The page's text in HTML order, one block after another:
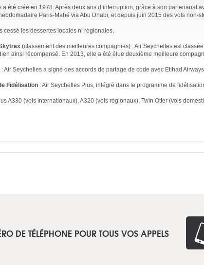
a été créé en 1978. Après deux ans d’interruption, grâce à son partenariat
Paris-Mahé via Abu Dhabi, et depuis juin 2015 des vols non-
cessé les dessertes locales ni régionales.
(classement des meilleures compagnies) : Air Seychelles est
ainsi récompensé. En 2013, elle a été élue deuxième meilleure
: Air Seychelles a signé des accords de partage de code avec Etihad
Fidélisation : Air Seychelles Plus, intégré dans le programme de
A330 (vols internationaux), A320 (vols régionaux), Twin Otter (vols
DE TÉLÉPHONE POUR TOUS VOS APPELS